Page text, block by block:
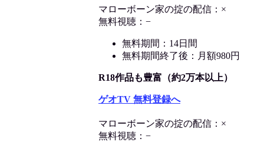
マローボーン家の掟の配信：×
無料視聴：−
無料期間：14日間
無料期間終了後：月額980円
R18作品も豊富（約2万本以上）
ゲオTV 無料登録へ
マローボーン家の掟の配信：×
無料視聴：−